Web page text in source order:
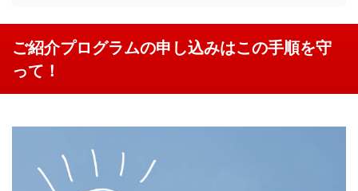
ご紹介プログラムの申し込みはこの手順を守
って！